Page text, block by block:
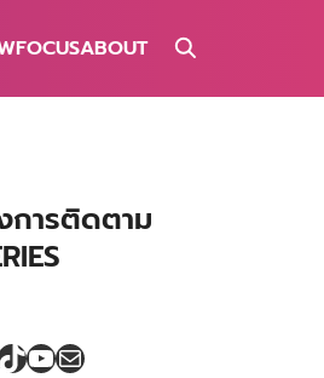
FOCUSABOUT
การติดตาม
YouTube
Mail